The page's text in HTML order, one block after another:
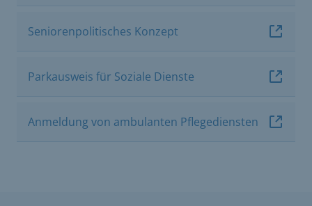
Seniorenpolitisches Konzept
Parkausweis für Soziale Dienste
Anmeldung von ambulanten Pflegediensten